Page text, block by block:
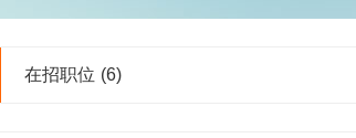
在招职位 (6)